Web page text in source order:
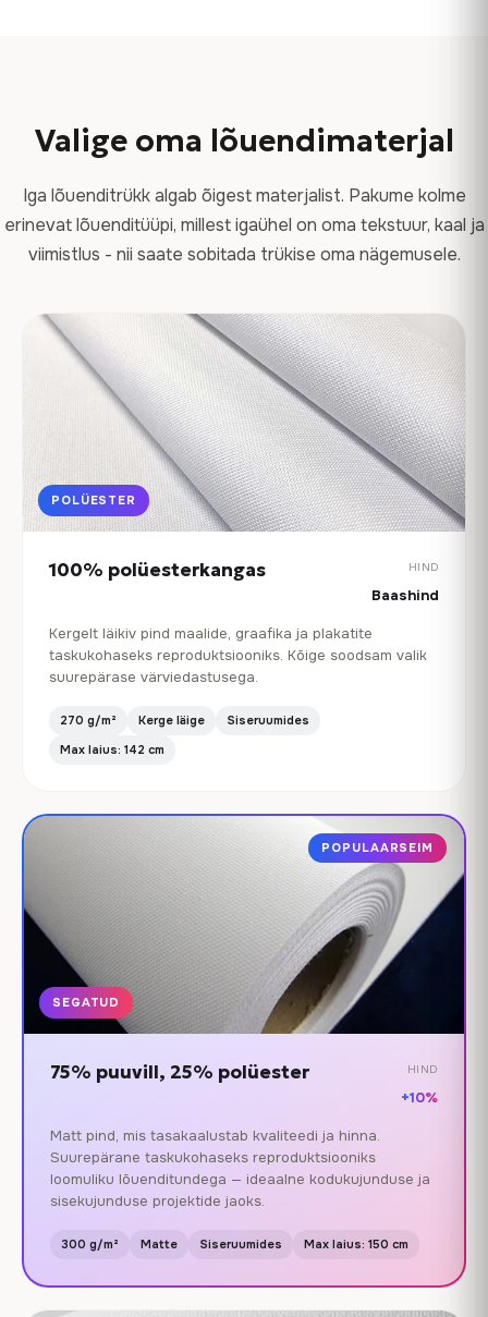
Valige oma lõuendimaterjal
Iga lõuenditrükk algab õigest materjalist. Pakume kolme
erinevat lõuenditüüpi, millest igaühel on oma tekstuur, kaal ja
viimistlus - nii saate sobitada trükise oma nägemusele.
POLÜESTER
100% polüesterkangas HIND
Baashind
Kergelt läikiv pind maalide, graafika ja plakatite
taskukohaseks reproduktsiooniks. Kõige soodsam valik
suurepärase värviedastusega.
270 g/m² Kerge läige
Siseruumides
Max laius: 142 cm
POPULAARSEIM
SEGATUD
75% puuvill, 25% polüester HIND
+10%
Matt pind, mis tasakaalustab kvaliteedi ja hinna.
Suurepärane taskukohaseks reproduktsiooniks
loomuliku lõuenditundega — ideaalne kodukujunduse ja
sisekujunduse projektide jaoks.
300 g/m² Matte Siseruumides Max laius: 150 cm